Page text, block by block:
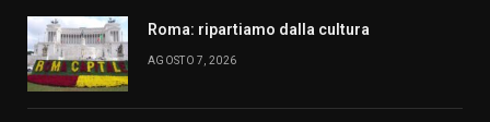
Roma: ripartiamo dalla cultura
AGOSTO 7, 2026